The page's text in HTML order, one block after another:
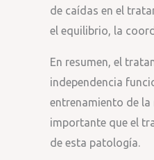
de caídas en el
el equilibrio, la
En resumen, el
independencia
entrenamiento de
importante que el
de esta patología.